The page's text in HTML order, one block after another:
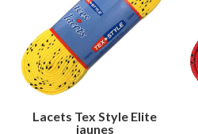
Lacets Tex Style Elite
jaunes